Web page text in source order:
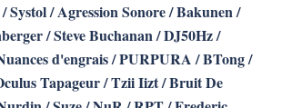
/Systol /Agression Sonore /Bakunen /
/Steve Buchanan /DJ50Hz /
d'engrais /PURPURA /BTong /
Tapageur /Tzii Iizt /Bruit De